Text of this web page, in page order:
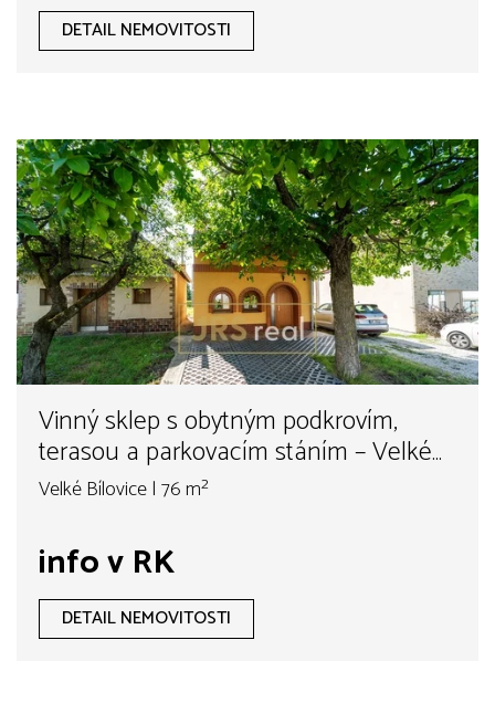
DETAIL NEMOVITOSTI
Vinný sklep s obytným podkrovím,
terasou a parkovacím stáním – Velké
Bílovice
Velké Bílovice | 76 m²
info v RK
DETAIL NEMOVITOSTI